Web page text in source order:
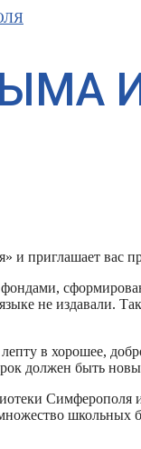
и приглашает вас
не издавали.
в хорошее,
должен быть
Симферополя